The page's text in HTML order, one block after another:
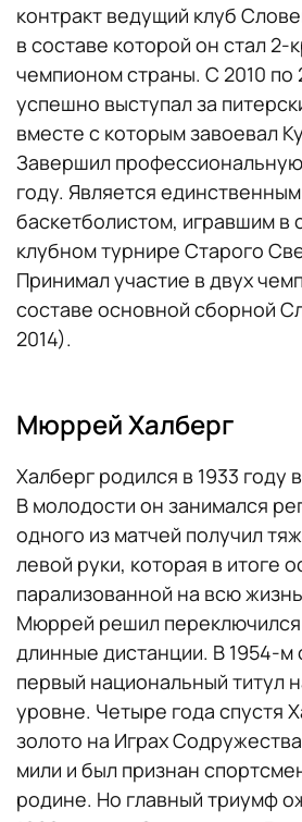
контракт ведущий клуб
в составе которой он стал 2-
чемпионом страны. С 2010 по
успешно выступал за
вместе с которым завоевал
Завершил
году. Является
баскетболистом, игравшим в
клубном турнире Старого
Принимал участие в двух
составе основной сборной
2014).
Мюррей Халберг
Халберг родился в 1933 году
В молодости он занимался
одного из матчей получил
левой руки, которая в итоге
парализованной на всю
Мюррей решил переключился
длинные дистанции. В 1954-м
первый национальный титул
уровне. Четыре года спустя
золото на Играх
мили и был признан
родине. Но главный триумф